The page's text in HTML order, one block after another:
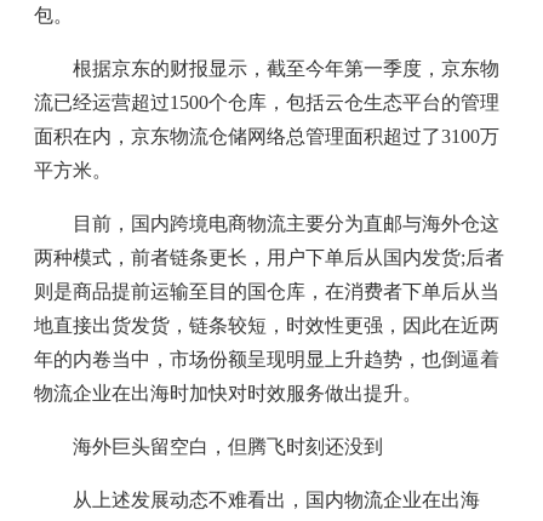
包。
根据京东的财报显示，截至今年第一季度，京东物
流已经运营超过1500个仓库，包括云仓生态平台的管理
面积在内，京东物流仓储网络总管理面积超过了3100万
平方米。
目前，国内跨境电商物流主要分为直邮与海外仓这
两种模式，前者链条更长，用户下单后从国内发货;后者
则是商品提前运输至目的国仓库，在消费者下单后从当
地直接出货发货，链条较短，时效性更强，因此在近两
年的内卷当中，市场份额呈现明显上升趋势，也倒逼着
物流企业在出海时加快对时效服务做出提升。
海外巨头留空白，但腾飞时刻还没到
从上述发展动态不难看出，国内物流企业在出海